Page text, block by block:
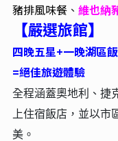
豬排風味餐、 維也納
【嚴選旅館】
四晚五星+一晚湖區
=絕佳旅遊體驗
全程涵蓋奧地利、捷
上住宿飯店，並以
美。